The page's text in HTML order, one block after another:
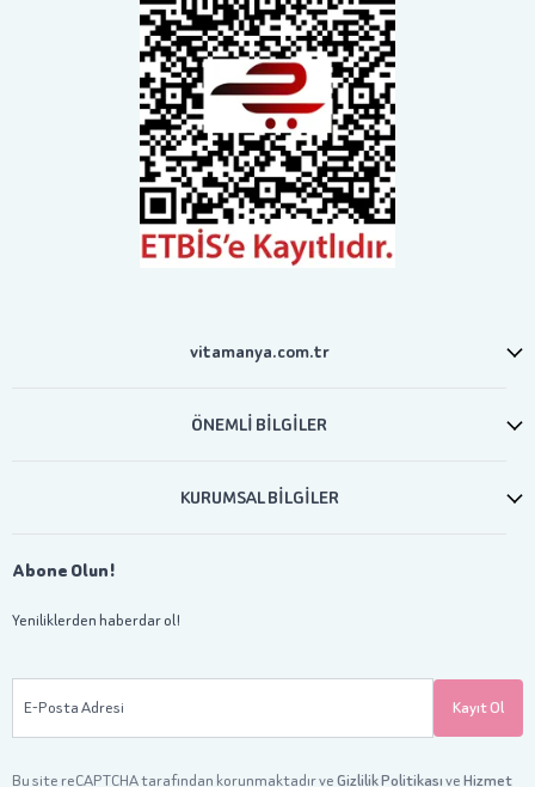
vitamanya.com.tr
ÖNEMLİ BİLGİLER
KURUMSAL BİLGİLER
Abone Olun!
Yeniliklerden haberdar ol!
E-Posta Adresi Kayıt Ol
Bu site reCAPTCHA tarafından korunmaktadır veGizlilik PolitikasıveHizmet